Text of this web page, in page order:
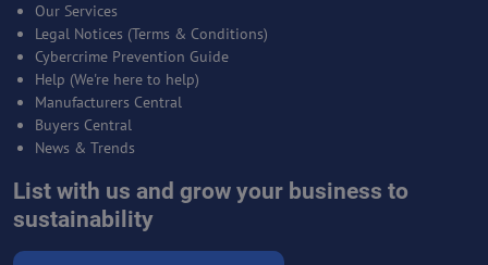
Our Services
Legal Notices (Terms & Conditions)
Cybercrime Prevention Guide
Help (We're here to help)
Manufacturers Central
Buyers Central
News & Trends
List with us and grow your business to
sustainability